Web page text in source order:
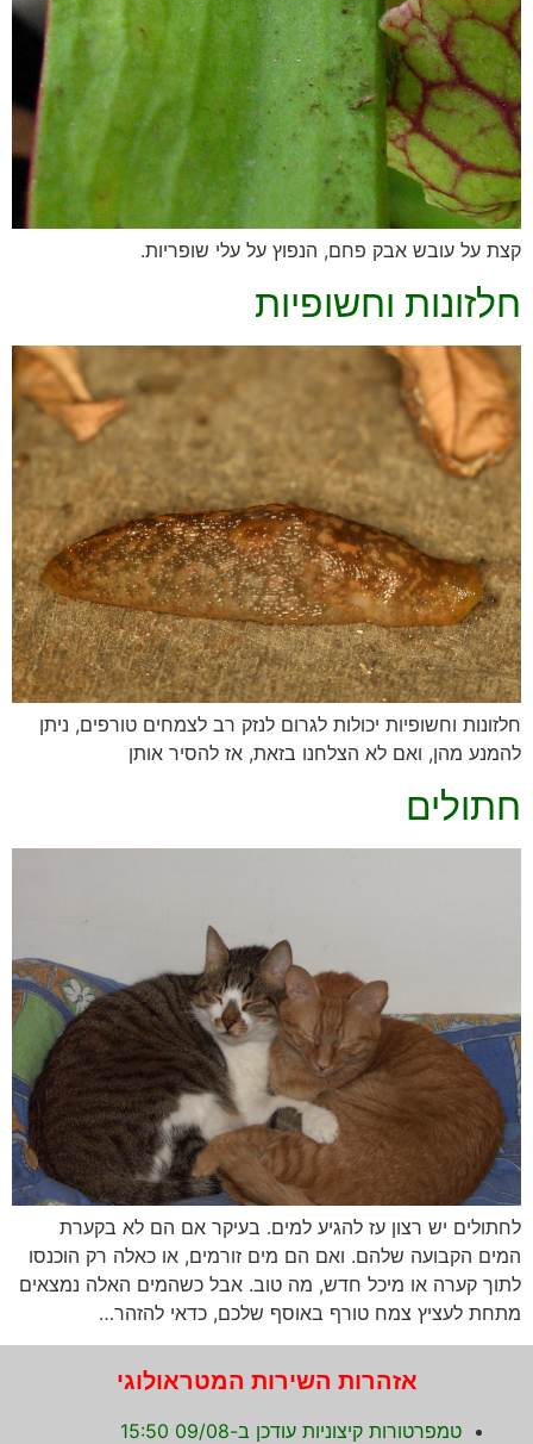
קצת על עובש אבק פחם, הנפוץ על עלי שופריות.
חלזונות וחשופיות
חלזונות וחשופיות יכולות לגרום לנזק רב לצמחים טורפים, ניתן
להמנע מהן, ואם לא הצלחנו בזאת, אז להסיר אותן
חתולים
לחתולים יש רצון עז להגיע למים. בעיקר אם הם לא בקערת
המים הקבועה שלהם. ואם הם מים זורמים, או כאלה רק הוכנסו
לתוך קערה או מיכל חדש, מה טוב. אבל כשהמים האלה נמצאים
מתחת לעציץ צמח טורף באוסף שלכם, כדאי להזהר…
אזהרות השירות המטראולוגי
טמפרטורות קיצוניות עודכן ב-09/08 15:50